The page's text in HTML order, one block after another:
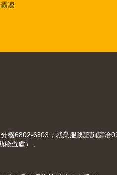
凌
機6802-6803；就業服務諮詢請洽
查處）。